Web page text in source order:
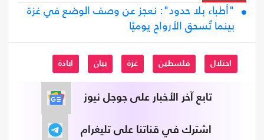
"أطباء بلا حدود": نعجز عن وصف الوضع في غزة
بينما تُسحق الأرواح يوميًا
احتلال فلسطين غزة بيان ابادة
تابع آخر الأخبار على جوجل نيوز
اشترك في قناتنا على تليغرام